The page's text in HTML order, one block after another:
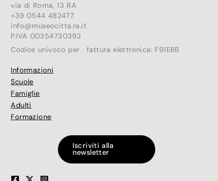
via di Roma, 13 RA
+39 0544 482477
info@museocitta.ra.it
P.IVA 00354730392
Codice univoco per fattura elettronica: F91EBB
Informazioni
Scuole
Famiglie
Adulti
Formazione
Iscriviti alla
newsletter